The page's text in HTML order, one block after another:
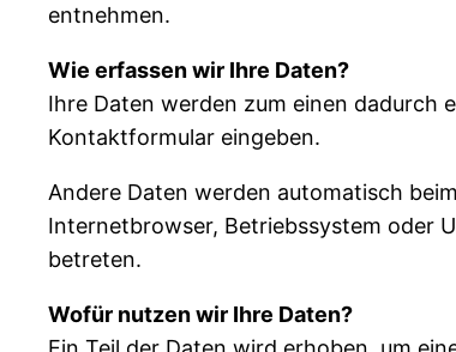
entnehmen.
Wie erfassen wir Ihre Daten?
Ihre Daten werden zum einen dadurch
Kontaktformular eingeben.
Andere Daten werden automatisch
Internetbrowser, Betriebssystem oder
betreten.
Wofür nutzen wir Ihre Daten?